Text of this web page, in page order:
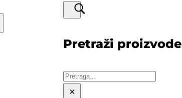
Pretraži proizvode
Pretraga
×